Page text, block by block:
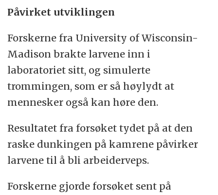
Påvirket utviklingen
Forskerne fra University of Wisconsin-
Madison brakte larvene inn i
laboratoriet sitt, og simulerte
trommingen, som er så høylydt at
mennesker også kan høre den.
Resultatet fra forsøket tydet på at den
raske dunkingen på kamrene påvirker
larvene til å bli arbeiderveps.
Forskerne gjorde forsøket sent på